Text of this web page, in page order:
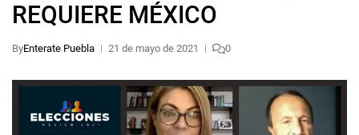
REQUIERE MÉXICO
ByEnterate Puebla 21 de mayo de 2021 0